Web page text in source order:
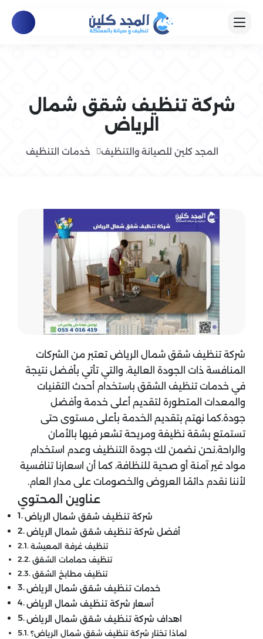
شركة تنظيف شقق شمال
الرياض
المجد كلين للصيانة والتنظيف خدمات التنظيف
شركة تنظيف شقق شمال الرياض تعتبر من الشركات
المنافسة ذات الجودة العالية، والتي تأتي بأفضل نتيجة
في خدمات تنظيف الشقق باستخدام أحدث التقنيات
والمعدات المتطورة لتقديم أعلى خدمة وأفضل
جودة.كما نهتم بتقديم الخدمة بأعلى مستوى حتى
تستمتع بشقة نظيفة ومريحة تشعر فيها بالأمان
والراحة.نحن نضمن لك جودة التنظيف وعدم استخدام
مواد غير آمنة أو صحية للنظافة، كما أن اسعارنا تنافسية
لأننا نقدم دائمًا العروض والخصومات على مدار العام.
عناوين المحتوي
شركة تنظيف شقق شمال الرياض
أفضل شركة تنظيف شقق شمال الرياض
تنظيف غرفة المعيشة
تنظيف حمامات الشقق
تنظيف مطابخ الشقق
خدمات تنظيف شقق شمال الرياض
أسعار شركة تنظيف شمال الرياض
اهداف شركة تنظيف شقق شمال الرياض
لماذا تختار شركة تنظيف شقق شمال الرياض؟